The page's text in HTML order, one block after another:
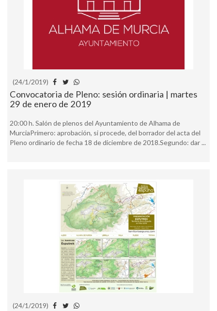
(24/1/2019)
Convocatoria de Pleno: sesión ordinaria | martes
29 de enero de 2019
20:00 h. Salón de plenos del Ayuntamiento de Alhama de
MurciaPrimero: aprobación, si procede, del borrador del acta del
Pleno ordinario de fecha 18 de diciembre de 2018.Segundo: dar ...
(24/1/2019)